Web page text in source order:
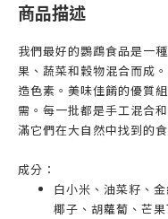
商品描述
我們最好的鸚鵡食品是一
果、蔬菜和穀物混合而成
造色素。美味佳餚的優質
需。每一批都是手工混合
滿它們在大自然中找到的
成分：
白小米、油菜籽、
椰子、胡蘿蔔、芒